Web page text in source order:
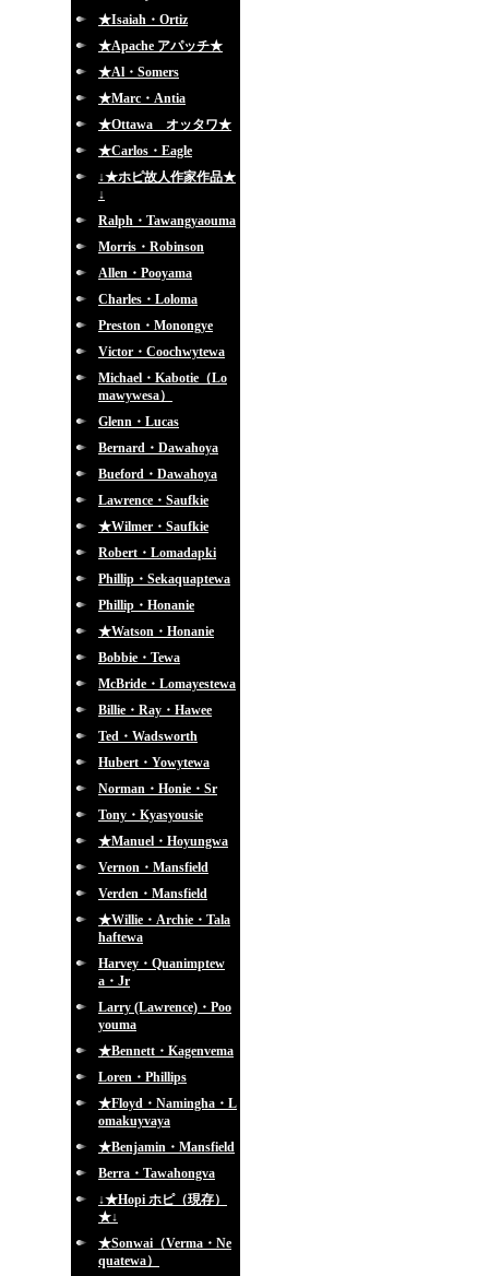
★Isaiah・Ortiz
★Apache アパッチ★
★Al・Somers
★Marc・Antia
★Ottawa オッタワ★
★Carlos・Eagle
↓★ホピ故人作家作品★
↓
Ralph・Tawangyaouma
Morris・Robinson
Allen・Pooyama
Charles・Loloma
Preston・Monongye
Victor・Coochwytewa
Michael・Kabotie（Lo
mawywesa）
Glenn・Lucas
Bernard・Dawahoya
Bueford・Dawahoya
Lawrence・Saufkie
★Wilmer・Saufkie
Robert・Lomadapki
Phillip・Sekaquaptewa
Phillip・Honanie
★Watson・Honanie
Bobbie・Tewa
McBride・Lomayestewa
Billie・Ray・Hawee
Ted・Wadsworth
Hubert・Yowytewa
Norman・Honie・Sr
Tony・Kyasyousie
★Manuel・Hoyungwa
Vernon・Mansfield
Verden・Mansfield
★Willie・Archie・Tala
haftewa
Harvey・Quanimptew
a・Jr
Larry (Lawrence)・Poo
youma
★Bennett・Kagenvema
Loren・Phillips
★Floyd・Namingha・L
omakuyvaya
★Benjamin・Mansfield
Berra・Tawahongva
↓★Hopi ホピ（現存）
★↓
★Sonwai（Verma・Ne
quatewa）